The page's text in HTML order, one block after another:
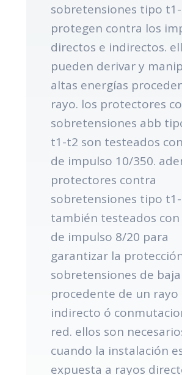
sobretensiones tipo
protegen contra los
directos e indirectos.
pueden derivar y
altas energías
rayo. los protectores
sobretensiones abb
t1-t2 son testeados
de impulso 10/350.
protectores contra
sobretensiones tipo
también testeados con
de impulso 8/20 para
garantizar la
sobretensiones de
procedente de un rayo
indirecto ó
red. ellos son
cuando la instalación
expuesta a rayos